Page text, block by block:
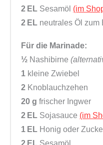
2 EL Sesamöl (im
2 EL neutrales Öl zum
Für die Marinade:
½ Nashibirne
1 kleine Zwiebel
2 Knoblauchzehen
20 g frischer Ingwer
2 EL Sojasauce (im
1 EL Honig oder
2 EL Sesamöl